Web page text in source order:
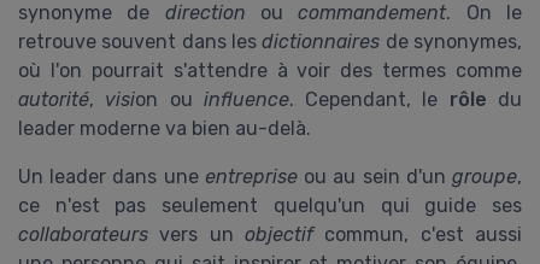
synonyme de direction oucommandement. On le
retrouve souvent dans lesdictionnaires de synonymes,
où l'on pourrait s'attendre à voir des termes comme
autorité, vision ou influence. Cependant, le rôle du
leader moderne va bien au-delà.
Un leader dans une entrepriseou au sein d'ungroupe,
ce n'est pas seulement quelqu'un qui guide ses
collaborateurs vers un objectifcommun, c'est aussi